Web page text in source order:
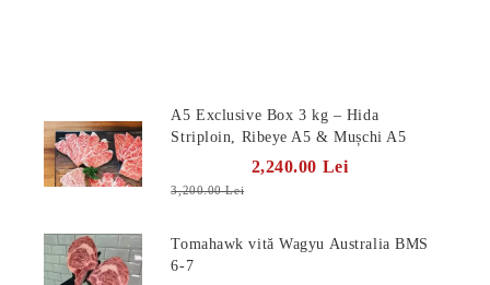
A5 Exclusive Box 3 kg – Hida
Striploin, Ribeye A5 & Mușchi A5
2,240.00 Lei
3,200.00 Lei
Tomahawk vită Wagyu Australia BMS
6-7